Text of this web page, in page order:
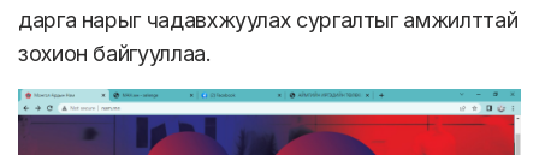
дарга нарыг чадавхжуулах сургалтыг амжилттай
зохион байгууллаа.